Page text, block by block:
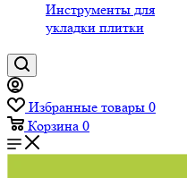
Инструменты для
укладки плитки
Избранные товары 0
Корзина 0